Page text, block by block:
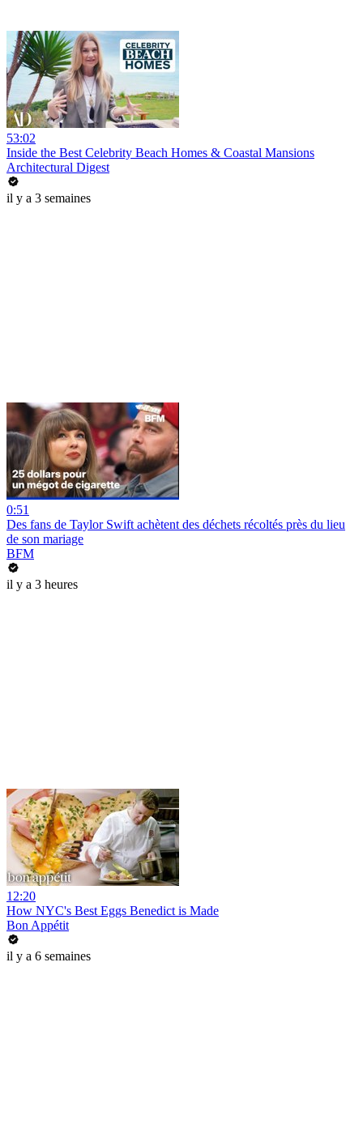
53:02
Inside the Best Celebrity Beach Homes & Coastal Mansions
Architectural Digest
il y a 3 semaines
0:51
Des fans de Taylor Swift achètent des déchets récoltés près du lieu
de son mariage
BFM
il y a 3 heures
12:20
How NYC's Best Eggs Benedict is Made
Bon Appétit
il y a 6 semaines